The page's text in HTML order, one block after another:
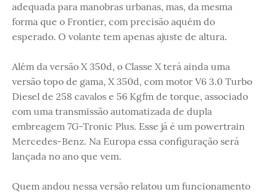
adequada para manobras urbanas, mas, da mesma
forma que o Frontier, com precisão aquém do
esperado. O volante tem apenas ajuste de altura.
Além da versão X 350d, o Classe X terá ainda uma
versão topo de gama, X 350d, com motor V6 3.0 Turbo
Diesel de 258 cavalos e 56 Kgfm de torque, associado
com uma transmissão automatizada de dupla
embreagem 7G-Tronic Plus. Esse já é um powertrain
Mercedes-Benz. Na Europa essa configuração será
lançada no ano que vem.
Quem andou nessa versão relatou um funcionamento